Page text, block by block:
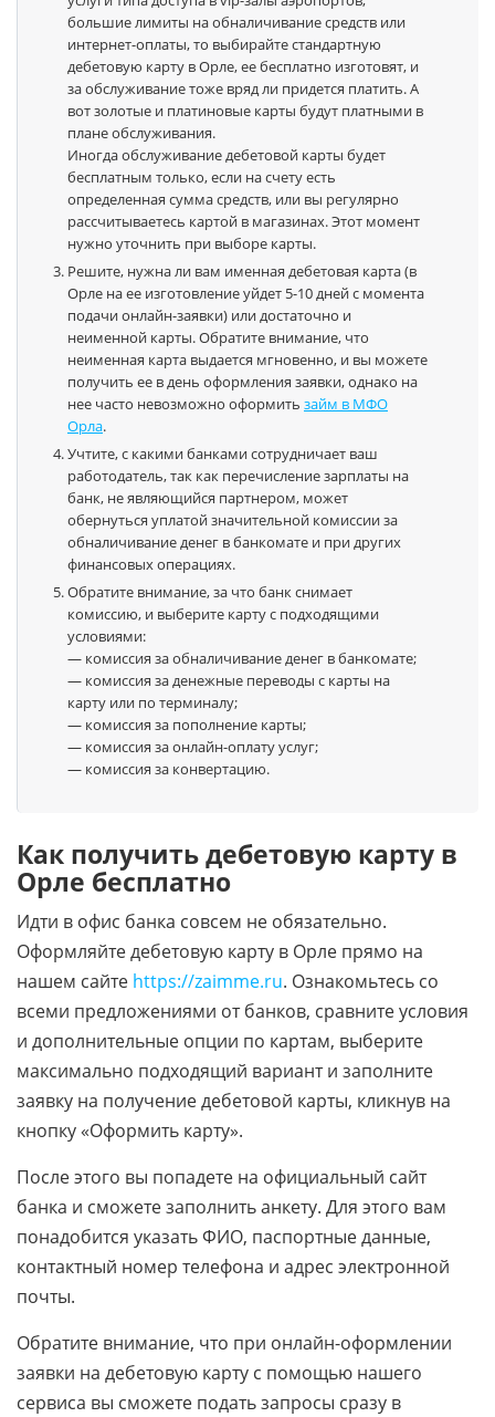
большие лимиты на обналичивание средств или
интернет-оплаты, то выбирайте стандартную
дебетовую карту в Орле, ее бесплатно изготовят, и
за обслуживание тоже вряд ли придется платить. А
вот золотые и платиновые карты будут платными в
плане обслуживания.
Иногда обслуживание дебетовой карты будет
бесплатным только, если на счету есть
определенная сумма средств, или вы регулярно
рассчитываетесь картой в магазинах. Этот момент
нужно уточнить при выборе карты.
Решите, нужна ли вам именная дебетовая карта (в
Орле на ее изготовление уйдет 5-10 дней с момента
подачи онлайн-заявки) или достаточно и
неименной карты. Обратите внимание, что
неименная карта выдается мгновенно, и вы можете
получить ее в день оформления заявки, однако на
нее часто невозможно оформить займ в МФО
Орла.
Учтите, с какими банками сотрудничает ваш
работодатель, так как перечисление зарплаты на
банк, не являющийся партнером, может
обернуться уплатой значительной комиссии за
обналичивание денег в банкомате и при других
финансовых операциях.
Обратите внимание, за что банк снимает
комиссию, и выберите карту с подходящими
условиями:
— комиссия за обналичивание денег в банкомате;
— комиссия за денежные переводы с карты на
карту или по терминалу;
— комиссия за пополнение карты;
— комиссия за онлайн-оплату услуг;
— комиссия за конвертацию.
Как получить дебетовую карту в
Орле бесплатно
Идти в офис банка совсем не обязательно.
Оформляйте дебетовую карту в Орле прямо на
нашем сайте https://zaimme.ru. Ознакомьтесь со
всеми предложениями от банков, сравните условия
и дополнительные опции по картам, выберите
максимально подходящий вариант и заполните
заявку на получение дебетовой карты, кликнув на
кнопку «Оформить карту».
После этого вы попадете на официальный сайт
банка и сможете заполнить анкету. Для этого вам
понадобится указать ФИО, паспортные данные,
контактный номер телефона и адрес электронной
почты.
Обратите внимание, что при онлайн-оформлении
заявки на дебетовую карту с помощью нашего
сервиса вы сможете подать запросы сразу в